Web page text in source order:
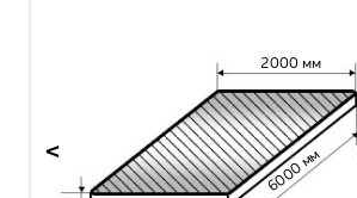
2000 мм
6000 мм
<